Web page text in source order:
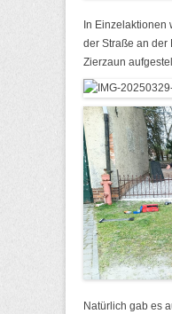
In Einzelaktionen
der Straße an der
Zierzaun
Natürlich gab es